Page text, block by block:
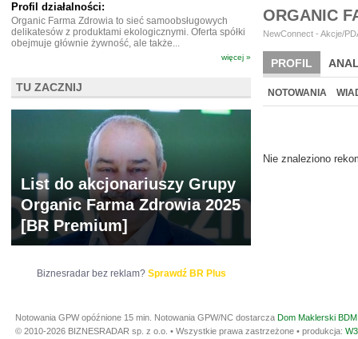
ORGANIC
NewConnect - Akcje/
PROFIL
BR LAB
NOTOWANIA
Nie znaleziono
Profil działalności:
Organic Farma Zdrowia to sieć samoobsługowych
delikatesów z produktami ekologicznymi. Oferta spółki
obejmuje głównie żywność, ale także...
więcej »
TU ZACZNIJ
List do akcjonariuszy Grupy
Organic Farma Zdrowia 2025
[BR Premium]
Biznesradar bez reklam? Sprawdź BR Plus
Notowania GPW opóźnione 15 min. Notowania GPW/NC dostarcza Dom Maklerski
© 2010-2026 BIZNESRADAR sp. z o.o. • Wszystkie prawa zastrzeżone • produkcja: